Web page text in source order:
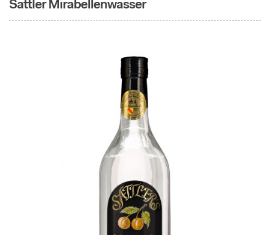
Sattler Mirabellenwasser